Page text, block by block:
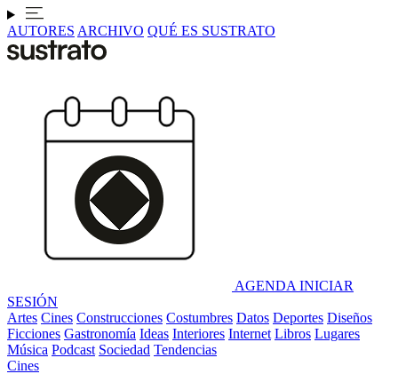
AUTORES ARCHIVO QUÉ ES SUSTRATO
AGENDA INICIAR
SESIÓN
Artes Cines Construcciones Costumbres Datos Deportes Diseños
Ficciones Gastronomía Ideas Interiores Internet Libros Lugares
Música Podcast Sociedad Tendencias
Cines